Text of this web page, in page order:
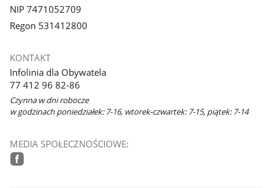
NIP 7471052709
Regon 531412800
KONTAKT
Infolinia dla Obywatela
77 412 96 82-86
Czynna w dni robocze
w godzinach poniedziałek: 7-16, wtorek-czwartek: 7-15, piątek: 7-14
MEDIA SPOŁECZNOŚCIOWE: